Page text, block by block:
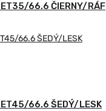
ET35/66.6 ČIERNY/RÁF
ET45/66.6 ŠEDÝ/LESK